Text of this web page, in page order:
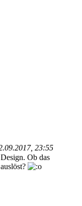
23:55
Ob das